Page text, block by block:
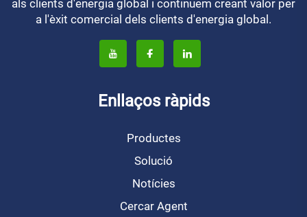
als clients d'energia global i continuem creant valor per
a l'èxit comercial dels clients d'energia global.
Enllaços ràpids
Productes
Solució
Notícies
Cercar Agent